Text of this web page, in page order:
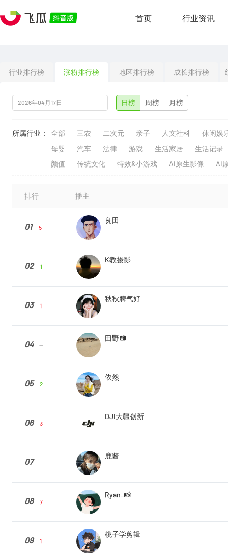
首页 行业资讯
行业排行榜 涨粉排行榜 地区排行榜 成长排行榜
日榜 周榜 月榜
所属行业： 全部 三农 二次元 亲子 人文社科
休闲娱
母婴
汽车 法律 游戏 生活家居
生活记录
颜值
传统文化 特效&小游戏 AI原生影像 AI
排行 播主
01 5
良田
02 1
K教摄影
03 1
秋秋脾气好
04 --
田野📷
05 2
依然
06 3
DJI大疆创新
07 --
鹿酱
08 7
Ryan_📸
09 1
桃子学剪辑